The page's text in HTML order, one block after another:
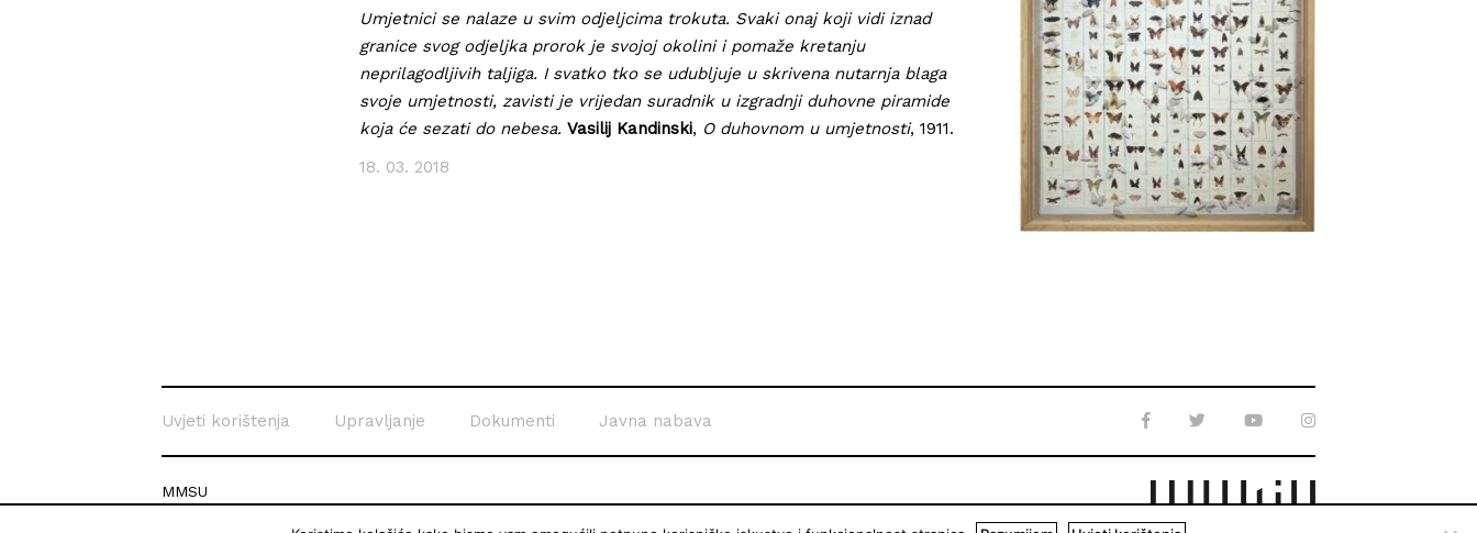
Umjetnici se nalaze u svim odjeljcima trokuta. Svaki onaj koji vidi iznad
granice svog odjeljka prorok je svojoj okolini i pomaže kretanju
neprilagodljivih taljiga. I svatko tko se udubljuje u skrivena nutarnja blaga
svoje umjetnosti, zavisti je vrijedan suradnik u izgradnji duhovne piramide
koja će sezati do nebesa. Vasilij Kandinski, O duhovnom u umjetnosti, 1911.
18. 03. 2018
Uvjeti korištenja Upravljanje Dokumenti Javna nabava
MMSU